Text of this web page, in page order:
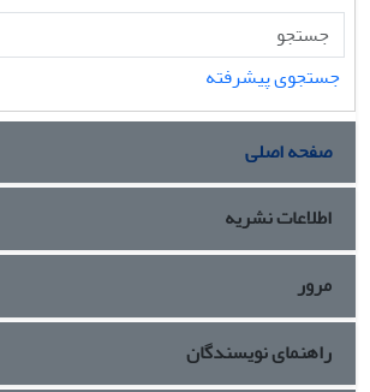
جستجوی پیشرفته
صفحه اصلی
اطلاعات نشریه
مرور
راهنمای نویسندگان